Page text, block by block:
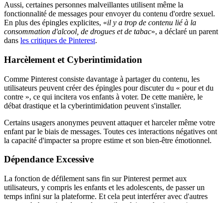
Aussi, certaines personnes malveillantes utilisent même la
fonctionnalité de messages pour envoyer du contenu d'ordre sexuel.
En plus des épingles explicites, «il y a trop de contenu lié à la
consommation d'alcool, de drogues et de tabac», a déclaré un parent
dans les critiques de Pinterest.
Harcèlement et Cyberintimidation
Comme Pinterest consiste davantage à partager du contenu, les
utilisateurs peuvent créer des épingles pour discuter du « pour et du
contre », ce qui incitera vos enfants à voter. De cette manière, le
débat drastique et la cyberintimidation peuvent s'installer.
Certains usagers anonymes peuvent attaquer et harceler même votre
enfant par le biais de messages. Toutes ces interactions négatives ont
la capacité d'impacter sa propre estime et son bien-être émotionnel.
Dépendance Excessive
La fonction de défilement sans fin sur Pinterest permet aux
utilisateurs, y compris les enfants et les adolescents, de passer un
temps infini sur la plateforme. Et cela peut interférer avec d'autres